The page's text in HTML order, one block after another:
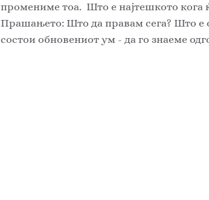
промениме тоа.  Што е најтешкото кога
Прашањето: Што да правам сега? Што е
состои обновениот ум - да го знаеме